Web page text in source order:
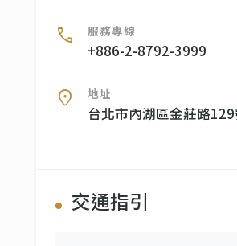
call 服務專線
+886-2-8792-3999
location_on 地址
台北市內湖區金莊路
交通指引